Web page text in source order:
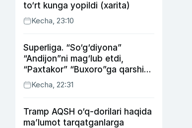
to‘rt kunga yopildi (xarita)
Kecha, 23:10
Superliga. “So‘g‘diyona”
“Andijon”ni mag‘lub etdi,
“Paxtakor” “Buxoro”ga qarshi
bahsda g‘alabani qo‘ldan
chiqardi
Kecha, 22:31
Tramp AQSH o‘q-dorilari haqida
ma’lumot tarqatganlarga